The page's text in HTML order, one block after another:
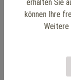
erhalten Sie
können Ihre
Weitere